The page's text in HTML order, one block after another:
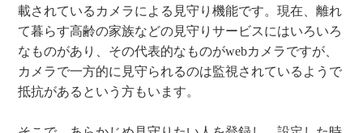
載されているカメラによる見守り機能です。現在、離れ
て暮らす高齢の家族などの見守りサービスにはいろいろ
なものがあり、その代表的なものがwebカメラですが、
カメラで一方的に見守られるのは監視されているようで
抵抗があるという方もいます。